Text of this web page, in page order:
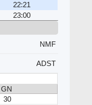
22:21
23:00
NMF
ADST
GN
30